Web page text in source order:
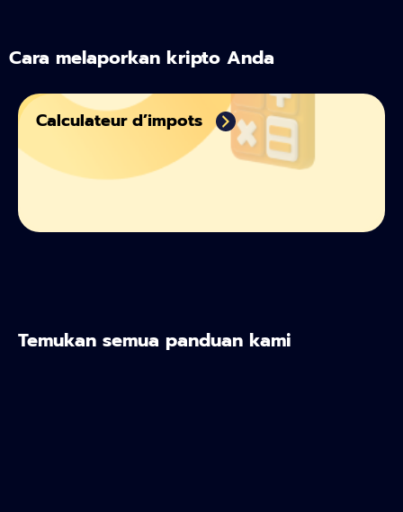
Cara melaporkan kripto Anda
Calculateur d’impots
Temukan semua panduan kami